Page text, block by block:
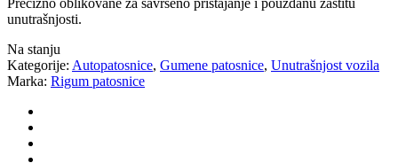
unutrašnjosti.
Na stanju
Kategorije: Autopatosnice, Gumene patosnice, Unutrašnjost vozila
Marka: Rigum patosnice